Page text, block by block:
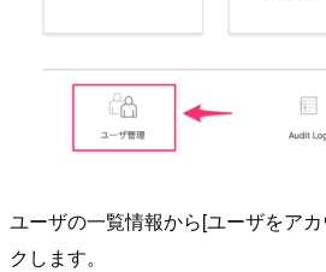
ユーザの一覧情報から[ユーザをア
クします。